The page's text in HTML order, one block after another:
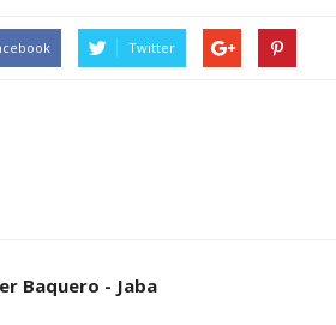
Twitter
Baquero - Jaba